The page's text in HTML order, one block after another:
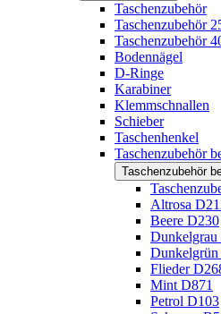
Taschenzubehör
Taschenzubehör
Taschenzubehör
Bodennägel
D-Ringe
Karabiner
Klemmschnallen
Schieber
Taschenhenkel
Taschenzubehör
Taschenzubehör
Altrosa
Beere D230
Dunkelgrau
Flieder
Mint D871
Petrol D103